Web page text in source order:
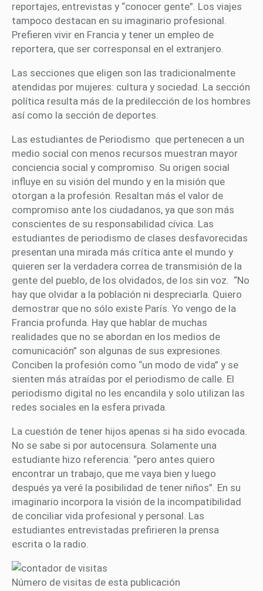
reportajes, entrevistas y “conocer gente”. Los viajes
tampoco destacan en su imaginario profesional.
Prefieren vivir en Francia y tener un empleo de
reportera, que ser corresponsal en el extranjero.
Las secciones que eligen son las tradicionalmente
atendidas por mujeres: cultura y sociedad. La sección
política resulta más de la predilección de los hombres
así como la sección de deportes.
Las estudiantes de Periodismo que pertenecen a un
medio social con menos recursos muestran mayor
conciencia social y compromiso. Su origen social
influye en su visión del mundo y en la misión que
otorgan a la profesión. Resaltan más el valor de
compromiso ante los ciudadanos, ya que son más
conscientes de su responsabilidad cívica. Las
estudiantes de periodismo de clases desfavorecidas
presentan una mirada más crítica ante el mundo y
quieren ser la verdadera correa de transmisión de la
gente del pueblo, de los olvidados, de los sin voz. “No
hay que olvidar a la población ni despreciarla. Quiero
demostrar que no sólo existe París. Yo vengo de la
Francia profunda. Hay que hablar de muchas
realidades que no se abordan en los medios de
comunicación” son algunas de sus expresiones.
Conciben la profesión como “un modo de vida” y se
sienten más atraídas por el periodismo de calle. El
periodismo digital no les encandila y solo utilizan las
redes sociales en la esfera privada.
La cuestión de tener hijos apenas si ha sido evocada.
No se sabe si por autocensura. Solamente una
estudiante hizo referencia: “pero antes quiero
encontrar un trabajo, que me vaya bien y luego
después ya veré la posibilidad de tener niños”. En su
imaginario incorpora la visión de la incompatibilidad
de conciliar vida profesional y personal. Las
estudiantes entrevistadas prefirieren la prensa
escrita o la radio.
Número de visitas de esta publicación